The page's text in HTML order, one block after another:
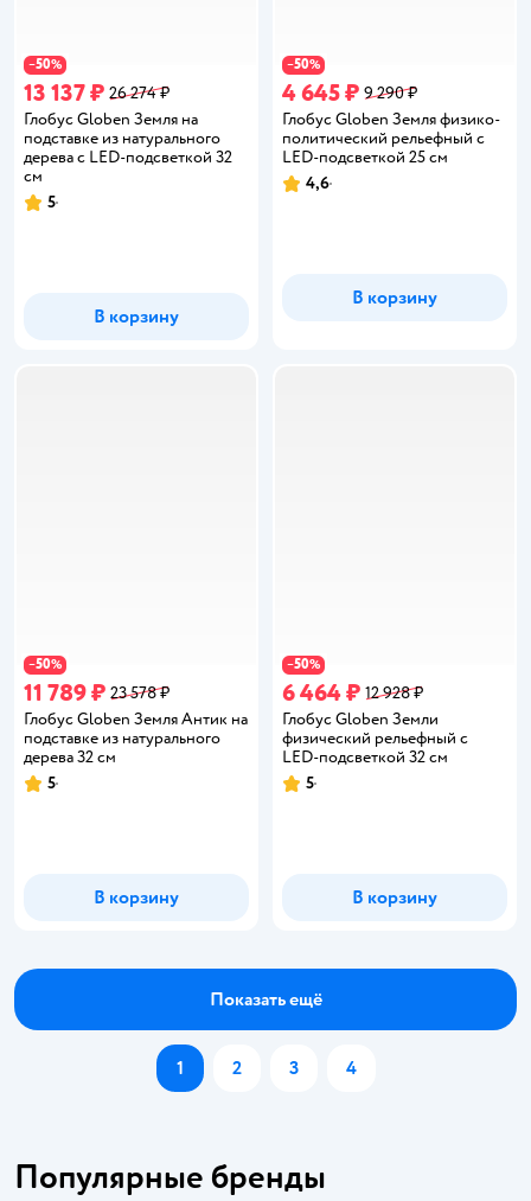
−50%
13 137 ₽ 26 274 ₽
Глобус Globen Земля на
подставке из натурального
дерева с LED-подсветкой 32
см
Рейтинг:
5
В корзину
−50%
4 645 ₽ 9 290 ₽
Глобус Globen Земля физико-
политический рельефный с
LED-подсветкой 25 см
Рейтинг:
4,6
В корзину
−50%
11 789 ₽ 23 578 ₽
Глобус Globen Земля Антик на
подставке из натурального
дерева 32 см
Рейтинг:
5
В корзину
−50%
6 464 ₽ 12 928 ₽
Глобус Globen Земли
физический рельефный с
LED-подсветкой 32 см
Рейтинг:
5
В корзину
Показать ещё
1 2 3 4
Популярные бренды